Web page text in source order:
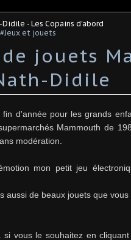
- Les Copains d'abord
#Jeux et jouets
jouets
Didile
d'année pour les grands
Mammouth de
modération.
mon petit jeu
aussi de beaux jouets que
si vous le souhaitez en